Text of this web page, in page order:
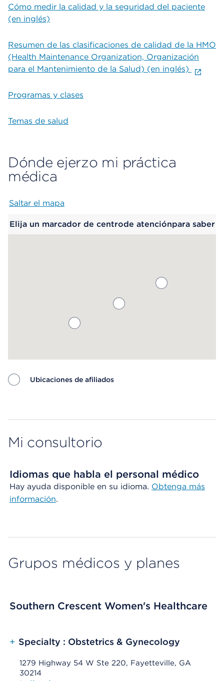
Cómo medir la calidad y la seguridad del paciente
(en inglés)
Resumen de las clasificaciones de calidad de la HMO
(Health Maintenance Organization, Organización
para el Mantenimiento de la Salud) (en inglés)
Programas y clases
Temas de salud
Dónde ejerzo mi práctica
médica
Saltar el mapa
Elija un marcador de centrode atenciónpara saber
Ubicaciones de afiliados
Mi consultorio
Idiomas que habla el personal médico
Hay ayuda disponible en su idioma. Obtenga más
información.
Grupos médicos y planes
Southern Crescent Women's Healthcare
+ Specialty : Obstetrics & Gynecology
1279 Highway 54 W Ste 220, Fayetteville, GA
30214